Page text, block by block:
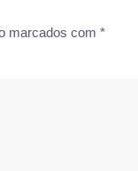
marcados com *